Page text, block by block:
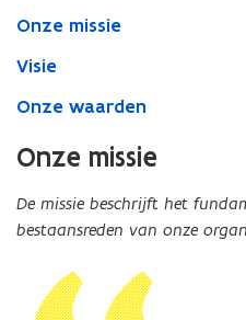
Onze missie
Visie
Onze waarden
Onze missie
De missie beschrijft het
bestaansreden van onze